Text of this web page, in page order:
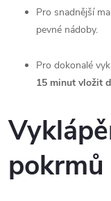
Pro snadnější
pevné nádoby.
Pro dokonalé
15 minut vložit
pokrmů